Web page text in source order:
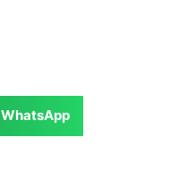
WhatsApp